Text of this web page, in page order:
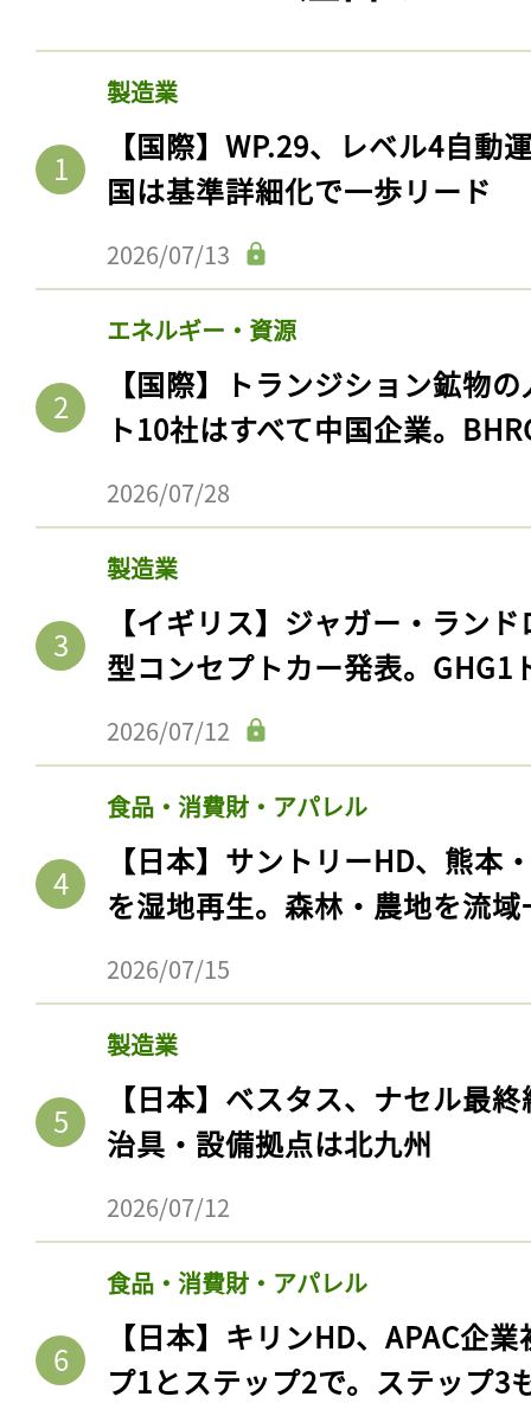
製造業
【国際】WP.29、レベル4自動
国は基準詳細化で一歩リード
2026/07/13
エネルギー・資源
【国際】トランジション鉱物
ト10社はすべて中国企業。
2026/07/28
製造業
【イギリス】ジャガー・ラン
型コンセプトカー発表。GHG1
2026/07/12
食品・消費財・アパレル
【日本】サントリーHD、熊本
を湿地再生。森林・農地を流
2026/07/15
製造業
【日本】ベスタス、ナセル最
治具・設備拠点は北九州
2026/07/12
食品・消費財・アパレル
【日本】キリンHD、APAC企
プ1とステップ2で。ステップ3